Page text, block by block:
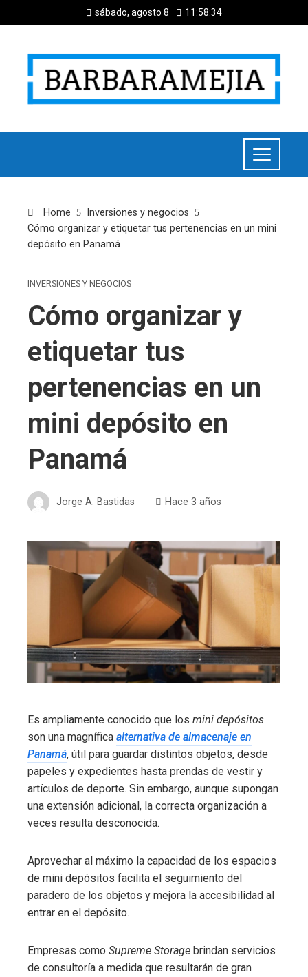
sábado, agosto 8 11:58:35
Home
Inversiones y negocios
Cómo organizar y etiquetar tus pertenencias en un mini
depósito en Panamá
INVERSIONES Y NEGOCIOS
Cómo organizar y
etiquetar tus
pertenencias en un
mini depósito en
Panamá
Jorge A. Bastidas Hace 3 años
Es ampliamente conocido que los mini depósitos
son una magnífica alternativa de almacenaje en
Panamá, útil para guardar distintos objetos, desde
papeles y expedientes hasta prendas de vestir y
artículos de deporte. Sin embargo, aunque supongan
una extensión adicional, la correcta organización a
veces resulta desconocida.
Aprovechar al máximo la capacidad de los espacios
de mini depósitos facilita el seguimiento del
paradero de los objetos y mejora la accesibilidad al
entrar en el depósito.
Empresas como Supreme Storage brindan servicios
de consultoría a medida que resultarán de gran